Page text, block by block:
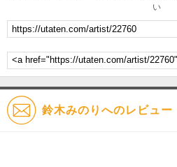
い
鈴木みのりへのレビュー